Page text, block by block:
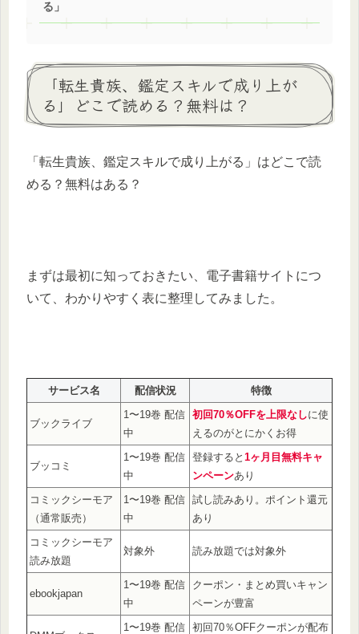
る」
「転生貴族、鑑定スキルで成り上が
る」どこで読める？無料は？
「転生貴族、鑑定スキルで成り上がる」はどこで読
める？無料はある？
まずは最初に知っておきたい、電子書籍サイトにつ
いて、わかりやすく表に整理してみました。
サービス名 配信状況 特徴
ブックライブ
1〜19巻 配信
中
初回70％OFFを上限なしに使
えるのがとにかくお得
ブッコミ
1〜19巻 配信
中
登録すると 1ヶ月目無料キャ
ンペーンあり
コミックシーモア
（通常販売）
1〜19巻 配信
中
試し読みあり。ポイント還元
あり
コミックシーモア
読み放題
対象外 読み放題では対象外
ebookjapan
1〜19巻 配信
中
クーポン・まとめ買いキャン
ペーンが豊富
1〜19巻 配信 初回70％OFFクーポンが配布